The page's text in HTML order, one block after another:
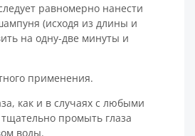
равномерно нанести
(исходя из длины и
на одну-две минуты и
применения.
как и в случаях с любыми
промыть глаза
воды.